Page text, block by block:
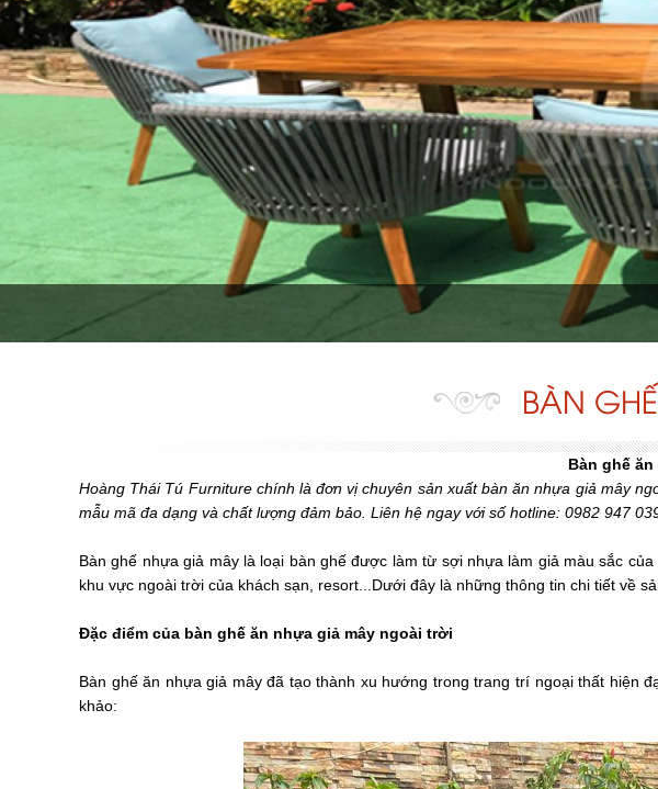
BÀN
Bàn ghế
Hoàng Thái Tú Furniture chính là đơn vị chuyên sản xuất bàn ăn nhựa giả mây
mẫu mã đa dạng và chất lượng đảm bảo. Liên hệ ngay với số hotline: 0982 947
Bàn ghế nhựa giả mây là loại bàn ghế được làm từ sợi nhựa làm giả màu sắc
khu vực ngoài trời của khách sạn, resort...Dưới đây là những thông tin chi tiết về
Đặc điểm của bàn ghế ăn nhựa giả mây ngoài trời
Bàn ghế ăn nhựa giả mây đã tạo thành xu hướng trong trang trí ngoại thất hiện
khảo: